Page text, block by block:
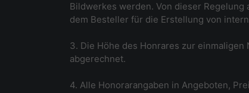
Bildwerkes werden. Von dieser
dem Besteller für die Erstellung von
3. Die Höhe des Honrares zur
abgerechnet.
4. Alle Honorarangaben in Angeboten,